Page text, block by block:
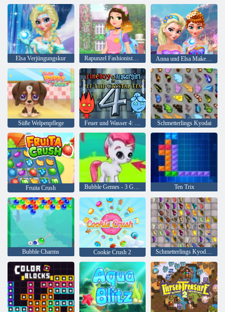
Elsa Verjüngungskur Rapunzel Fashionista auf dem Sprung Anna und Elsa Makeover
Süße Welpenpflege Feuer und Wasser 4: Kristalltempel Schmetterlings Kyodai
Fruita Crush Bubble Gemes - 3 Gewinnt Ten Trix
Bubble Charms Cookie Crush 2 Schmetterlings Kyodai HD